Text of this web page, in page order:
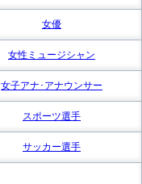
女優
女性ミュージシャン
女子アナ･アナウンサー
スポーツ選手
サッカー選手